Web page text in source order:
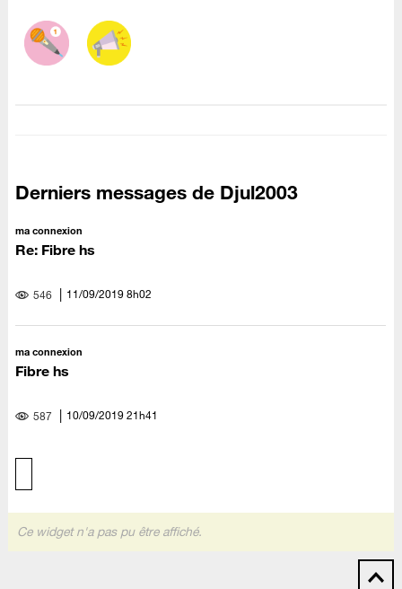
Derniers messages de Djul2003
ma connexion
Re: Fibre hs
546 ‎11/09/20198h02
ma connexion
Fibre hs
587 ‎10/09/201921h41
Ce widget n'a pas pu être affiché.